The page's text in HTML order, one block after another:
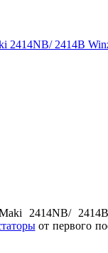
2414NB/
от первого